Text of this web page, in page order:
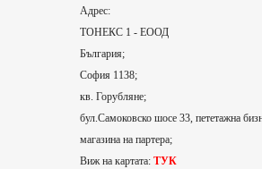
Адрес:
ТОНЕКС 1 - ЕООД
България;
София 1138;
кв. Горубляне;
бул.Самоковско шосе 33, пететажна
магазина на партера;
Виж на картата: ТУК